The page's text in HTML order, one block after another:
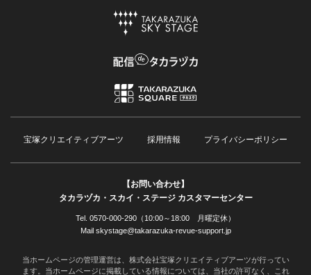
宝塚クリエイティブアーツ 採用情報 プライバシーポリシー
【お問い合わせ】
タカラヅカ・スカイ・ステージ カスタマーセンター
Tel. 0570-000-290（10:00～18:00 月曜定休）
Mail skystage@takarazuka-revue-support.jp
当ホームページの管理運営は、株式会社宝塚クリエイティブアーツが行ってい
ます。当ホームページに掲載している情報については、当社の許可なく、これ